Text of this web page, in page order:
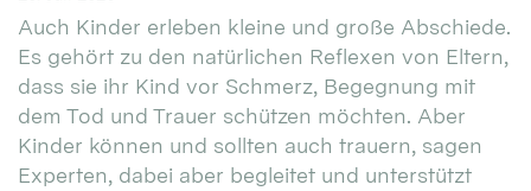
Auch Kinder erleben kleine und große Abschiede.
Es gehört zu den natürlichen Reflexen von Eltern,
dass sie ihr Kind vor Schmerz, Begegnung mit
dem Tod und Trauer schützen möchten. Aber
Kinder können und sollten auch trauern, sagen
Experten, dabei aber begleitet und unterstützt